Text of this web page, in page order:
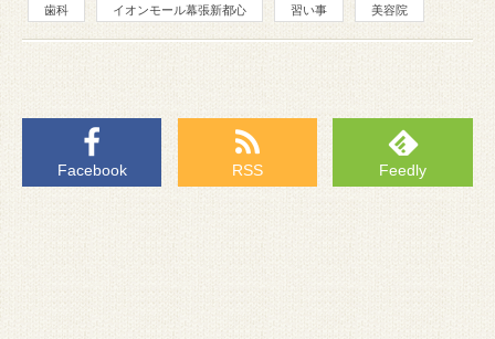
歯科 イオンモール幕張新都心 習い事 美容院
Facebook RSS Feedly